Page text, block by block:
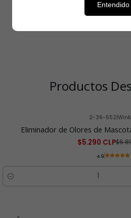
Productos
2-36-552|
Eliminador de Olores de
$5.290 CLP
4.9
Cantidad
Entendido